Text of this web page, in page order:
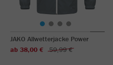
JAKO Allwetterjacke Power
ab 38,00 €
59,99 €